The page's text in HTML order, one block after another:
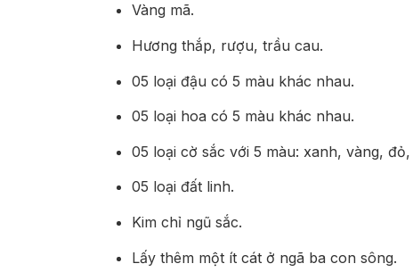
Vàng mã.
Hương thắp, rượu, trầu cau.
05 loại đậu có 5 màu khác nhau.
05 loại hoa có 5 màu khác nhau.
05 loại cờ sắc với 5 màu: xanh, vàng,
05 loại đất linh.
Kim chỉ ngũ sắc.
Lấy thêm một ít cát ở ngã ba con sông.